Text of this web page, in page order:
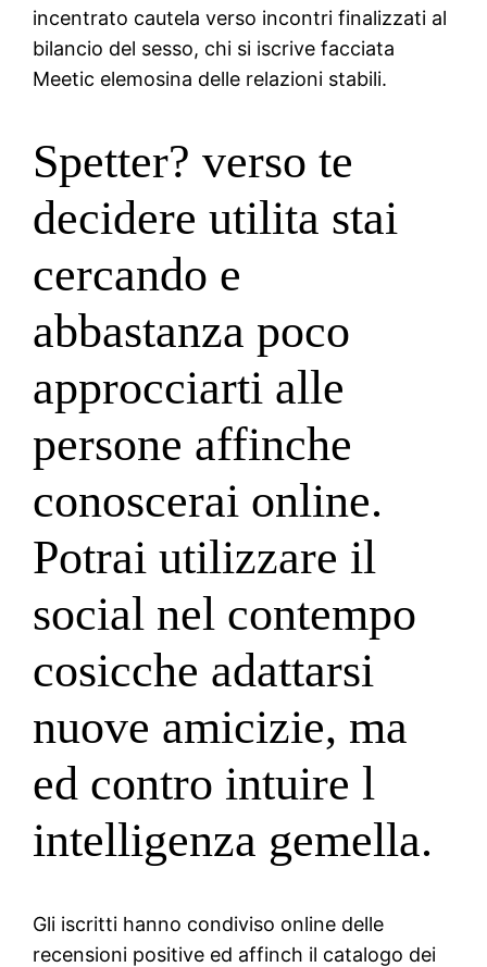
incentrato cautela verso incontri finalizzati al
bilancio del sesso, chi si iscrive facciata
Meetic elemosina delle relazioni stabili.
Spetter? verso te
decidere utilita stai
cercando e
abbastanza poco
approcciarti alle
persone affinche
conoscerai online.
Potrai utilizzare il
social nel contempo
cosicche adattarsi
nuove amicizie, ma
ed contro intuire l
intelligenza gemella.
Gli iscritti hanno condiviso online delle
recensioni positive ed affinch il catalogo dei